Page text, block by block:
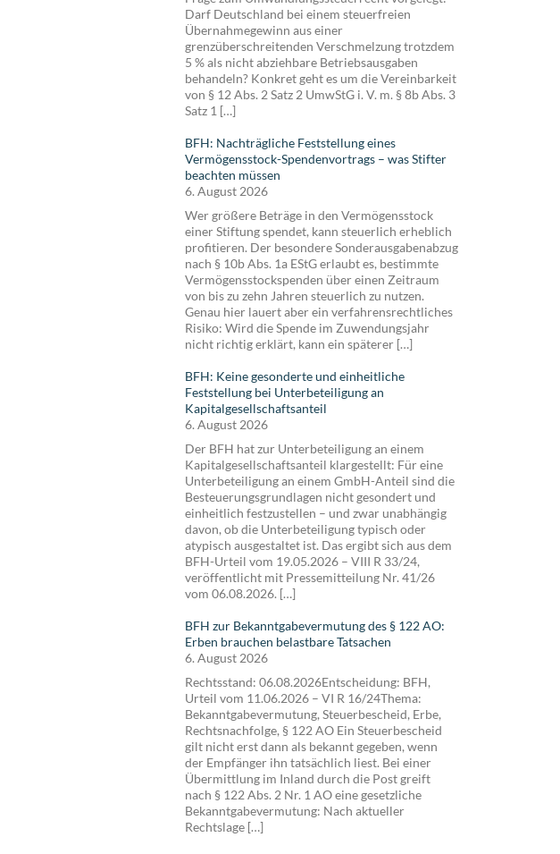
Darf Deutschland bei einem steuerfreien
Übernahmegewinn aus einer
grenzüberschreitenden Verschmelzung trotzdem
5 % als nicht abziehbare Betriebsausgaben
behandeln? Konkret geht es um die Vereinbarkeit
von § 12 Abs. 2 Satz 2 UmwStG i. V. m. § 8b Abs. 3
Satz 1 […]
BFH: Nachträgliche Feststellung eines
Vermögensstock-Spendenvortrags – was Stifter
beachten müssen
6. August 2026
Wer größere Beträge in den Vermögensstock
einer Stiftung spendet, kann steuerlich erheblich
profitieren. Der besondere Sonderausgabenabzug
nach § 10b Abs. 1a EStG erlaubt es, bestimmte
Vermögensstockspenden über einen Zeitraum
von bis zu zehn Jahren steuerlich zu nutzen.
Genau hier lauert aber ein verfahrensrechtliches
Risiko: Wird die Spende im Zuwendungsjahr
nicht richtig erklärt, kann ein späterer […]
BFH: Keine gesonderte und einheitliche
Feststellung bei Unterbeteiligung an
Kapitalgesellschaftsanteil
6. August 2026
Der BFH hat zur Unterbeteiligung an einem
Kapitalgesellschaftsanteil klargestellt: Für eine
Unterbeteiligung an einem GmbH-Anteil sind die
Besteuerungsgrundlagen nicht gesondert und
einheitlich festzustellen – und zwar unabhängig
davon, ob die Unterbeteiligung typisch oder
atypisch ausgestaltet ist. Das ergibt sich aus dem
BFH-Urteil vom 19.05.2026 – VIII R 33/24,
veröffentlicht mit Pressemitteilung Nr. 41/26
vom 06.08.2026. […]
BFH zur Bekanntgabevermutung des § 122 AO:
Erben brauchen belastbare Tatsachen
6. August 2026
Rechtsstand: 06.08.2026Entscheidung: BFH,
Urteil vom 11.06.2026 – VI R 16/24Thema:
Bekanntgabevermutung, Steuerbescheid, Erbe,
Rechtsnachfolge, § 122 AO Ein Steuerbescheid
gilt nicht erst dann als bekannt gegeben, wenn
der Empfänger ihn tatsächlich liest. Bei einer
Übermittlung im Inland durch die Post greift
nach § 122 Abs. 2 Nr. 1 AO eine gesetzliche
Bekanntgabevermutung: Nach aktueller
Rechtslage […]